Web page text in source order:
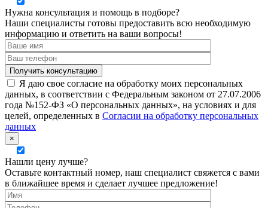
Нужна консультация и помощь в подборе?
Наши специалисты готовы предоставить всю необходимую
информацию и ответить на ваши вопросы!
Я даю свое согласие на обработку моих персональных
данных, в соответствии с Федеральным законом от 27.07.2006
года №152-ФЗ «О персональных данных», на условиях и для
целей, определенных в Согласии на обработку персональных
данных
×
Нашли цену лучше?
Оставьте контактный номер, наш специалист свяжется с вами
в ближайшее время и сделает лучшее предложение!